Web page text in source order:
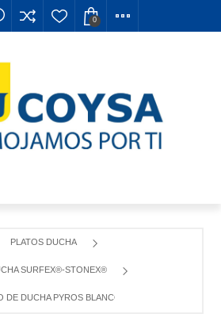
0
PLATOS DUCHA
SURFEX®-STONEX®
DE DUCHA PYROS BLANCO